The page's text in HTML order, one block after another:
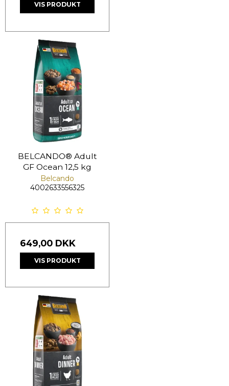
VIS PRODUKT
BELCANDO® Adult
GF Ocean 12,5 kg
Belcando
4002633556325
649,00 DKK
VIS PRODUKT